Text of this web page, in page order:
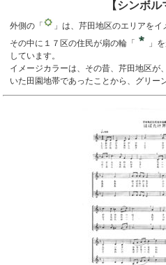
【シンボル
外側の「
」は、芹田地区のエリアをイ
その中に１７区の住民が扇の輪「
」
しています。
イメージカラーは、その昔、芹田地区が
いた田園地帯であったことから、グリー